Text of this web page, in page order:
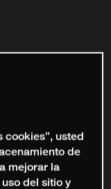
cookies”, usted
de
mejorar la
del sitio y